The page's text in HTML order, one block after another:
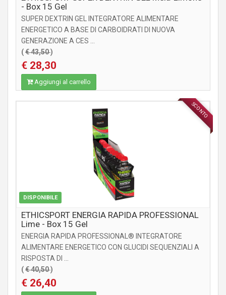
- Box 15 Gel
SUPER DEXTRIN GEL INTEGRATORE ALIMENTARE
ENERGETICO A BASE DI CARBOIDRATI DI NUOVA
GENERAZIONE A CES ...
(€ 43,50)
€ 28,30
Aggiungi al carrello
SCONTO
DISPONIBILE
INTEGRATORI
ETHICSPORT ENERGIA RAPIDA PROFESSIONAL
Lime - Box 15 Gel
ENERGIA RAPIDA PROFESSIONAL® INTEGRATORE
ALIMENTARE ENERGETICO CON GLUCIDI SEQUENZIALI A
RISPOSTA DI ...
(€ 40,50)
€ 26,40